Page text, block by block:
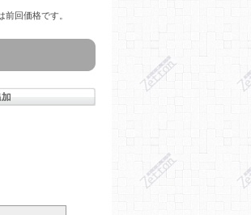
回価格です。